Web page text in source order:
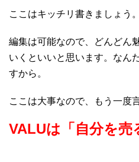
ここはキッチリ書きましょう。
編集は可能なので、どんどん
いくといいと思います。なん
すから。
ここは大事なので、もう一度
VALUは「自分を売